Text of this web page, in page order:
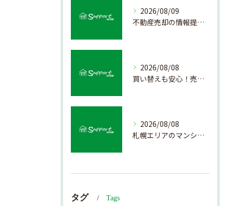
2026/08/09
不動産売却の情報提供を通じて北海道札幌市で後悔しない売却を実現するためのポイント
2026/08/08
買い替えも安心！売却プロセスの簡略化方法
2026/08/08
札幌エリアのマンション売却で失敗しない査定の秘訣
タグ Tags